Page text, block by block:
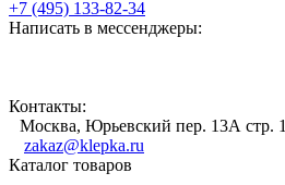
+7 (495) 133-82-34
Написать в мессенджеры:
Контакты:
Москва, Юрьевский пер. 13А стр. 1
zakaz@klepka.ru
Каталог товаров